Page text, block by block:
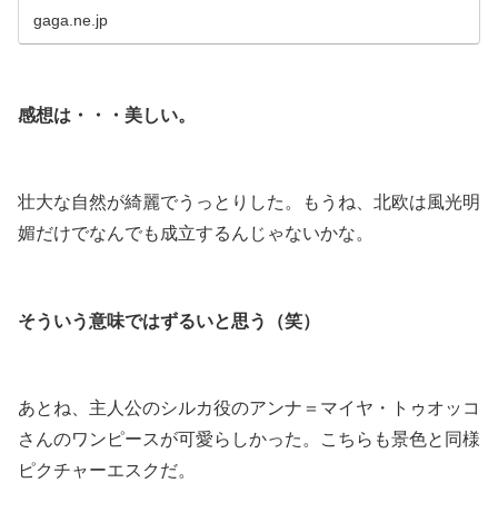
gaga.ne.jp
感想は・・・美しい。
壮大な自然が綺麗でうっとりした。もうね、北欧は風光明
媚だけでなんでも成立するんじゃないかな。
そういう意味ではずるいと思う（笑）
あとね、主人公のシルカ役のアンナ＝マイヤ・トゥオッコ
さんのワンピースが可愛らしかった。こちらも景色と同様
ピクチャーエスクだ。